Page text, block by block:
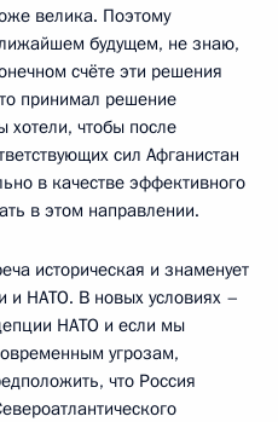
велика. Поэтому
будущем, не знаю,
счёте эти решения
принимал решение
чтобы после
сил Афганистан
в качестве эффективного
в этом направлении.
историческая и знаменует
и НАТО. В новых условиях –
НАТО и если мы
угрозам,
что Россия